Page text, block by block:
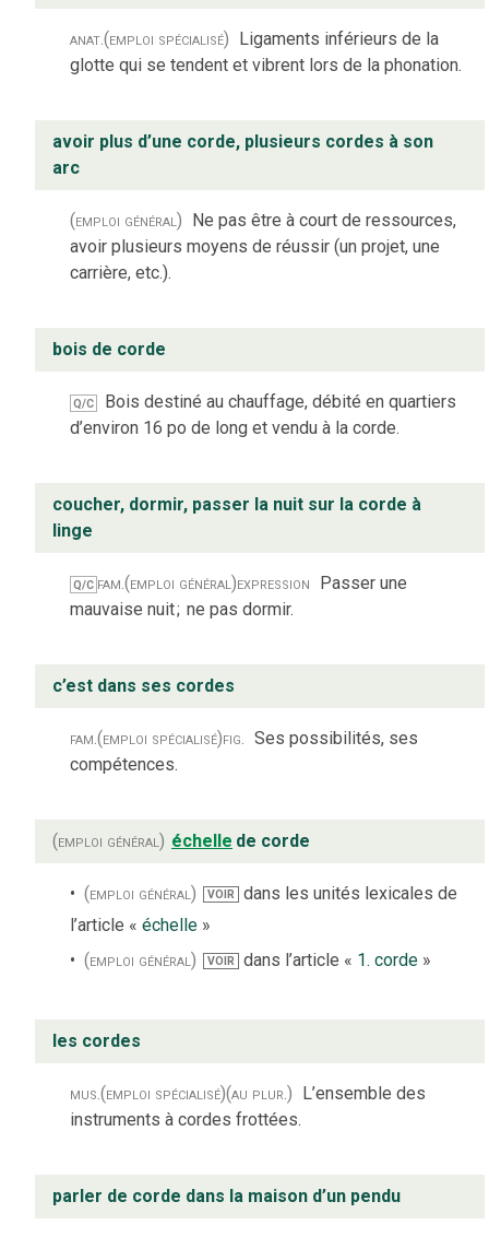
anat.(emploi spécialisé) Ligaments inférieurs de la
glotte qui se tendent et vibrent lors de la phonation.
avoir plus d’une corde, plusieurs cordes à son
arc
(emploi général) Ne pas être à court de ressources,
avoir plusieurs moyens de réussir (un projet, une
carrière, etc.).
bois de corde
Q/C
Bois destiné au chauffage, débité en quartiers
d’environ 16 po de long et vendu à la corde.
coucher, dormir, passer la nuit sur la corde à
linge
Q/C fam.(emploi général)expression Passer une
mauvaise nuit; ne pas dormir.
c’est dans ses cordes
fam.(emploi spécialisé)fig. Ses possibilités, ses
compétences.
(emploi général) échelle de corde
(emploi général) VOIR dans les unités lexicales de
l’article « échelle »
(emploi général)
VOIR dans l’article « 1. corde»
les cordes
mus. (emploi spécialisé)(au plur.) L’ensemble des
instruments à cordes frottées.
parler de corde dans la maison d’un pendu